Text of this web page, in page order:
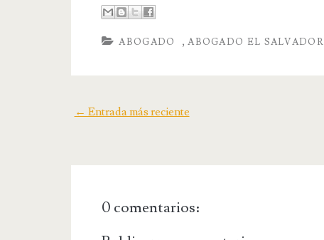
ABOGADO ,ABOGADO EL SALVADOR
← Entrada más reciente
0 comentarios: